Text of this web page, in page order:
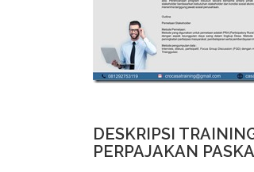
DESKRIPSI
PERPAJAKAN